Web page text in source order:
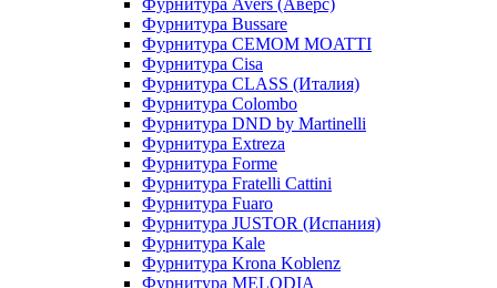
Фурнитура Avers (Аверс)
Фурнитура Bussare
Фурнитура CEMOM MOATTI
Фурнитура Cisa
Фурнитура CLASS (Италия)
Фурнитура Colombo
Фурнитура DND by Martinelli
Фурнитура Extreza
Фурнитура Forme
Фурнитура Fratelli Cattini
Фурнитура Fuaro
Фурнитура JUSTOR (Испания)
Фурнитура Kale
Фурнитура Krona Koblenz
Фурнитура MELODIA